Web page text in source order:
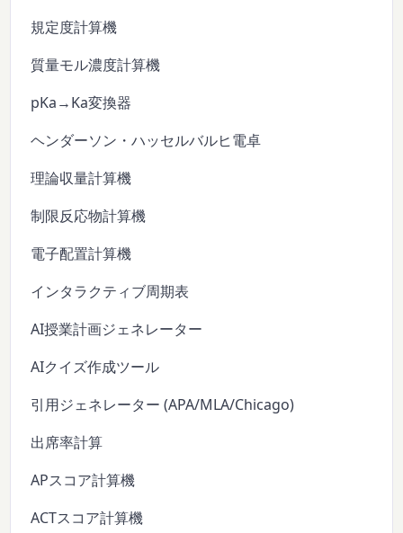
規定度計算機
質量モル濃度計算機
pKa→Ka変換器
ヘンダーソン・ハッセルバルヒ電卓
理論収量計算機
制限反応物計算機
電子配置計算機
インタラクティブ周期表
AI授業計画ジェネレーター
AIクイズ作成ツール
引用ジェネレーター (APA/MLA/Chicago)
出席率計算
APスコア計算機
ACTスコア計算機